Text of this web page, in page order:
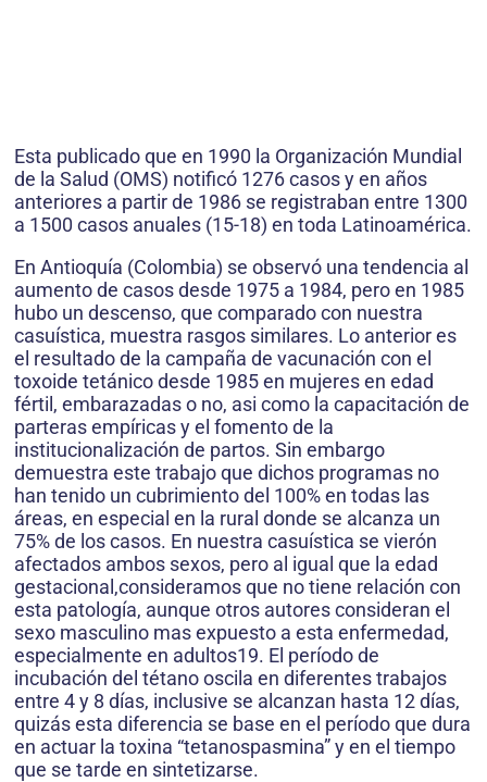
Esta publicado que en 1990 la Organización Mundial
de la Salud (OMS) notificó 1276 casos y en años
anteriores a partir de 1986 se registraban entre 1300
a 1500 casos anuales (15-18) en toda Latinoamérica.
En Antioquía (Colombia) se observó una tendencia al
aumento de casos desde 1975 a 1984, pero en 1985
hubo un descenso, que comparado con nuestra
casuística, muestra rasgos similares. Lo anterior es
el resultado de la campaña de vacunación con el
toxoide tetánico desde 1985 en mujeres en edad
fértil, embarazadas o no, asi como la capacitación de
parteras empíricas y el fomento de la
institucionalización de partos. Sin embargo
demuestra este trabajo que dichos programas no
han tenido un cubrimiento del 100% en todas las
áreas, en especial en la rural donde se alcanza un
75% de los casos. En nuestra casuística se vierón
afectados ambos sexos, pero al igual que la edad
gestacional,consideramos que no tiene relación con
esta patología, aunque otros autores consideran el
sexo masculino mas expuesto a esta enfermedad,
especialmente en adultos19. El período de
incubación del tétano oscila en diferentes trabajos
entre 4 y 8 días, inclusive se alcanzan hasta 12 días,
quizás esta diferencia se base en el período que dura
en actuar la toxina “tetanospasmina” y en el tiempo
que se tarde en sintetizarse.